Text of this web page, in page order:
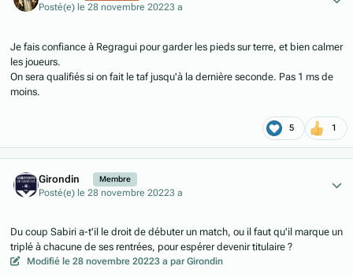
Posté(e) le 28 novembre 20223 a
Je fais confiance à Regragui pour garder les pieds sur terre, et bien calmer
les joueurs.
On sera qualifiés si on fait le taf jusqu'à la dernière seconde. Pas 1 ms de
moins.
5 1
Girondin Membre
Posté(e) le 28 novembre 20223 a
Du coup Sabiri a-t'il le droit de débuter un match, ou il faut qu'il marque un
triplé à chacune de ses rentrées, pour espérer devenir titulaire ?
Modifié le 28 novembre 20223 a par Girondin